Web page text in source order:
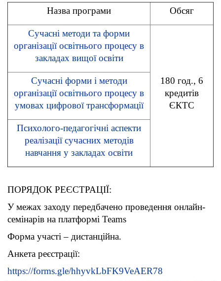
Назва програми Обсяг
Сучасні методи та форми
організації освітнього процесу в
закладах вищої освіти
180 год., 6
кредитів
ЄКТС
Сучасні форми і методи
організації освітнього процесу в
умовах цифрової трансформації
Психолого-педагогічні аспекти
реалізації сучасних методів
навчання у закладах освіти
ПОРЯДОК РЕЄСТРАЦІЇ:
У межах заходу передбачено проведення онлайн-
семінарів на платформі Teams
Форма участі – дистанційна.
Анкета реєстрації:
https://forms.gle/hhyvkLbFK9VeAER78